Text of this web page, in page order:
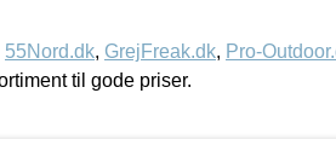
55Nord.dk, GrejFreak.dk, Pro-
til gode priser.